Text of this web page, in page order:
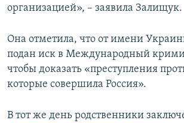
организацией», – заявила Залищук.
Она отметила, что от имени
подан иск в Международный
чтобы доказать «преступления
которые совершила Россия».
В тот же день родственники